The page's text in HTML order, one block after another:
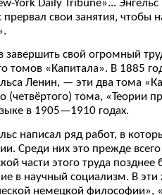
York Daily Tribune»...
свои занятия, чтобы
завершить свой огромный
томов «Капитала». В 1885
Ленин, — эти два тома
(четвёртого) тома, «Теории
в 1905—1910 годах.
написал ряд работ, в
Среди них это прежде
части этого труда
в научный социализм. В
немецкой философии»,